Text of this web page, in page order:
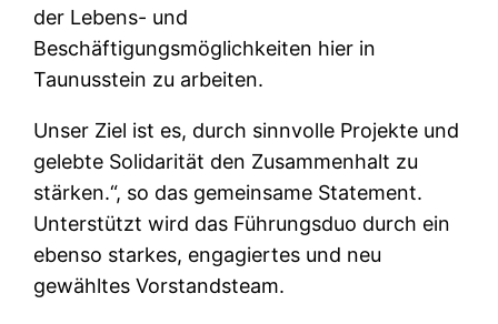
der Lebens- und
Beschäftigungsmöglichkeiten hier in
Taunusstein zu arbeiten.
Unser Ziel ist es, durch sinnvolle Projekte und
gelebte Solidarität den Zusammenhalt zu
stärken.“, so das gemeinsame Statement.
Unterstützt wird das Führungsduo durch ein
ebenso starkes, engagiertes und neu
gewähltes Vorstandsteam.